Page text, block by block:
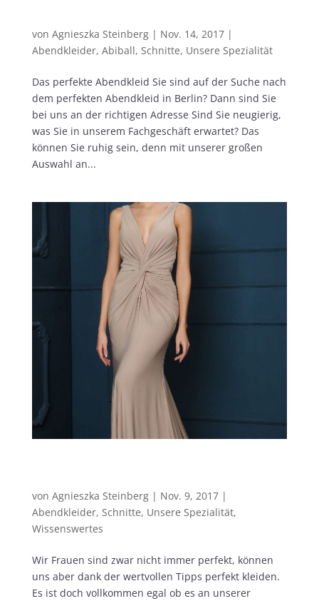
von Agnieszka Steinberg| Nov. 14, 2017|
Abendkleider, Abiball, Schnitte, Unsere Spezialität
Das perfekte Abendkleid Sie sind auf der Suche nach
dem perfekten Abendkleid in Berlin? Dann sind Sie
bei uns an der richtigen Adresse Sind Sie neugierig,
was Sie in unserem Fachgeschäft erwartet? Das
können Sie ruhig sein, denn mit unserer großen
Auswahl an...
von Agnieszka Steinberg| Nov. 9, 2017|
Abendkleider, Schnitte, Unsere Spezialität,
Wissenswertes
Wir Frauen sind zwar nicht immer perfekt, können
uns aber dank der wertvollen Tipps perfekt kleiden.
Es ist doch vollkommen egal ob es an unserer